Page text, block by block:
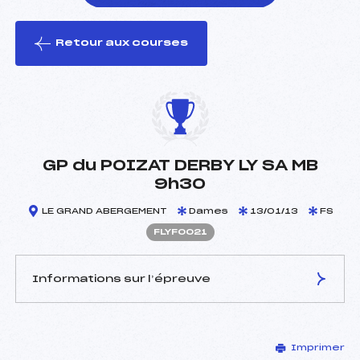
le ski
Retour aux courses
GP du POIZAT DERBY LY SA MB
9h30
LE GRAND ABERGEMENT Dames 13/01/13 FS
FLYF0021
Informations sur l’épreuve
BRUN DENIS (LY)
Imprimer